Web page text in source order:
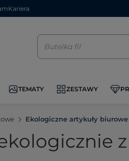
Kariera
TEMATY ZESTAWY
Ekologiczne artykuły biurowe